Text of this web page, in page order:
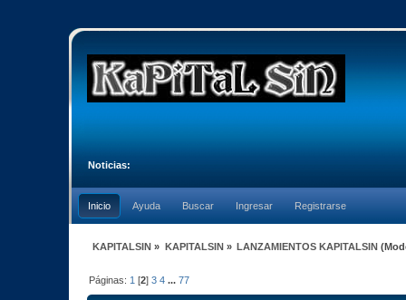
Noticias:
Inicio Ayuda Buscar Ingresar Registrarse
KAPITALSIN » KAPITALSIN» LANZAMIENTOS KAPITALSIN
Páginas: 1 [2]3 4 ...77